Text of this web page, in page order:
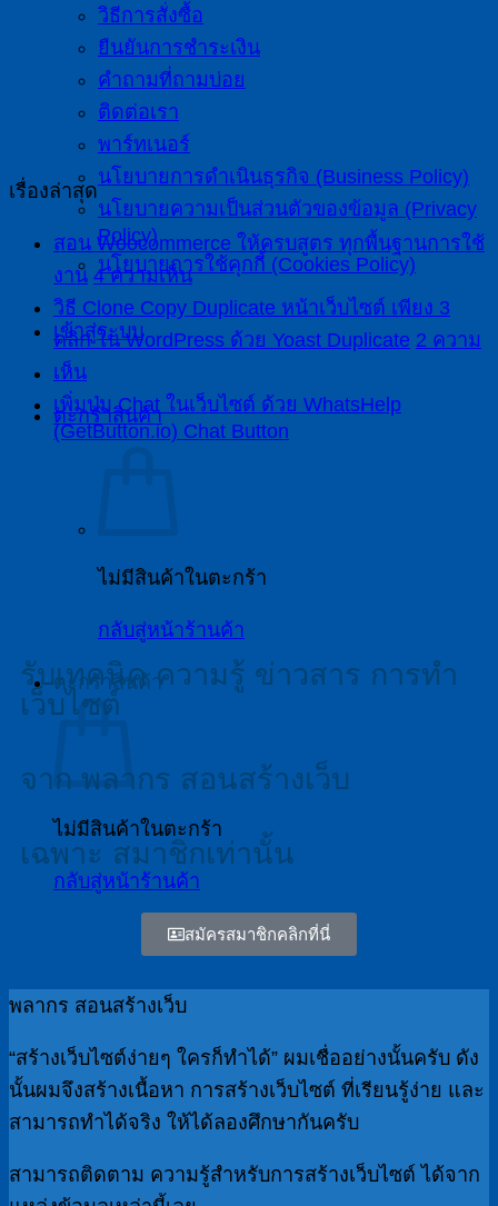
วิธีการสั่งซื้อ
ยืนยันการชำระเงิน
คำถามที่ถามบ่อย
ติดต่อเรา
พาร์ทเนอร์
นโยบายการดำเนินธุรกิจ (Business Policy)
นโยบายความเป็นส่วนตัวของข้อมูล (Privacy
Policy)
นโยบายการใช้คุกกี้ (Cookies Policy)
เข้าสู่ระบบ
ตะกร้าสินค้า
ไม่มีสินค้าในตะกร้า
กลับสู่หน้าร้านค้า
ตะกร้าสินค้า
ไม่มีสินค้าในตะกร้า
กลับสู่หน้าร้านค้า
เรื่องล่าสุด
สอน Woocommerce ให้ครบสูตร ทุกพื้นฐานการใช้
งาน 4 ความเห็น
วิธี Clone Copy Duplicate หน้าเว็บไซต์ เพียง 3
คลิก ใน WordPress ด้วย Yoast Duplicate 2 ความ
เห็น
เพิ่มปุ่ม Chat ในเว็บไซต์ ด้วย WhatsHelp
(GetButton.io) Chat Button
รับเทคนิค ความรู้ ข่าวสาร การทำ
เว็บไซต์
จาก พลากร สอนสร้างเว็บ
เฉพาะ สมาชิกเท่านั้น
สมัครสมาชิกคลิกที่นี่
พลากร สอนสร้างเว็บ
“สร้างเว็บไซต์ง่ายๆ ใครก็ทำได้” ผมเชื่ออย่างนั้นครับ ดัง
นั้นผมจึงสร้างเนื้อหา การสร้างเว็บไซต์ ที่เรียนรู้ง่าย และ
สามารถทำได้จริง ให้ได้ลองศึกษากันครับ
สามารถติดตาม ความรู้สำหรับการสร้างเว็บไซต์ ได้จาก